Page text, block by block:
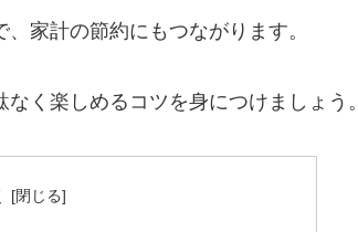
家計の節約にもつながります。
く楽しめるコツを身につけましょう。